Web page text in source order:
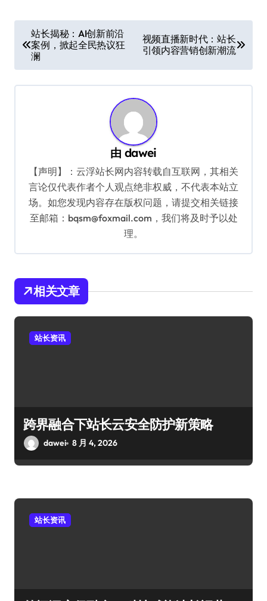
章
导
航
站长揭秘：AI创新前沿
案例，掀起全民热议狂
澜
视频直播新时代：站长
引领内容营销创新潮流
由dawei
【声明】：云浮站长网内容转载自互联网，其相关
言论仅代表作者个人观点绝非权威，不代表本站立
场。如您发现内容存在版权问题，请提交相关链接
至邮箱：bqsm@foxmail.com，我们将及时予以处
理。
相关文章
站长资讯
跨界融合下站长云安全防护新策略
dawei 8 月 4, 2026
站长资讯